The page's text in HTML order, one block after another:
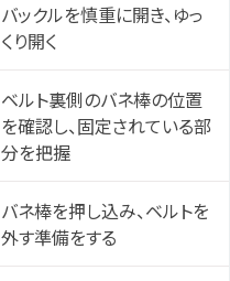
バックルを慎重に開き、ゆっ
くり開く
ベルト裏側のバネ棒の位置
を確認し、固定されている部
分を把握
バネ棒を押し込み、ベルトを
外す準備をする